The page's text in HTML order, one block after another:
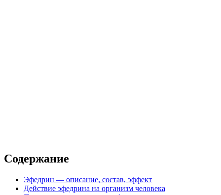
Содержание
Эфедрин — описание, состав, эффект
Действие эфедрина на организм человека